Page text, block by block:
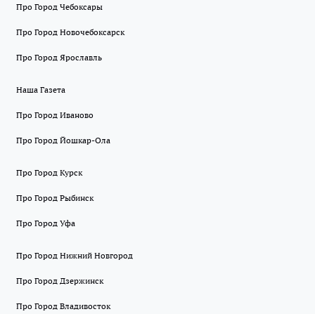
Про Город Чебоксары
Про Город Новочебоксарск
Про Город Ярославль
Наша Газета
Про Город Иваново
Про Город Йошкар-Ола
Про Город Курск
Про Город Рыбинск
Про Город Уфа
Про Город Нижний Новгород
Про Город Дзержинск
Про Город Владивосток